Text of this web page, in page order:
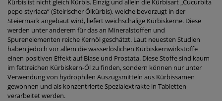
Kürbis ist nicht gleich Kürbis. Einzig und allein die Kürbisart „Cucurbita
pepo styriaca“ (Steirischer Ölkürbis), welche bevorzugt in der
Steiermark angebaut wird, liefert weichschalige Kürbiskerne. Diese
werden unter anderem für das an Mineralstoffen und
Spurenelementen reiche Kernöl geschätzt. Laut neuesten Studien
haben jedoch vor allem die wasserlöslichen Kürbiskernwirkstoffe
einen positiven Effekt auf Blase und Prostata. Diese Stoffe sind kaum
im fettreichen Kürbiskern-Öl zu finden, sondern können nur unter
Verwendung von hydrophilen Auszugsmitteln aus Kürbissamen
gewonnen und als konzentrierte Spezialextrakte in Tabletten
verarbeitet werden.